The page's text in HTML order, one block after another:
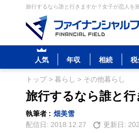
旅行するなら誰と行きますか？女子が恋人を
人気 年収 相続 税
トップ> 暮らし > その他暮らし
旅行するなら誰と
執筆者 : 畑美雪
配信日: 2018.12.27 更新日: